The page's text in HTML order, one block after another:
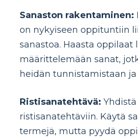
Sanaston rakentaminen:
on nykyiseen oppituntiin
sanastoa. Haasta oppilaat
määrittelemään sanat,
heidän tunnistamistaan
Ristisanatehtävä:
ristisanatehtäviin. Käytä
termejä, mutta pyydä